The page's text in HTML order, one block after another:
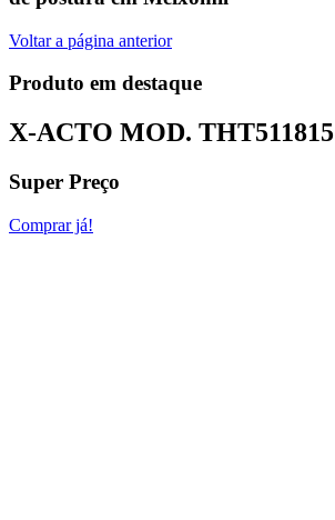
Voltar a página anterior
Produto em destaque
X-ACTO MOD. THT511815
Super Preço
Comprar já!